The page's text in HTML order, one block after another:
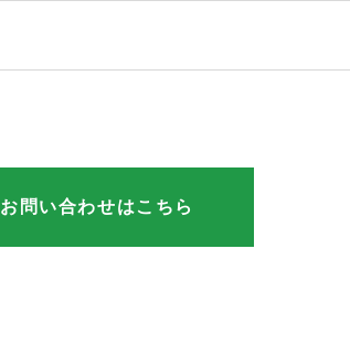
お問い合わせはこちら